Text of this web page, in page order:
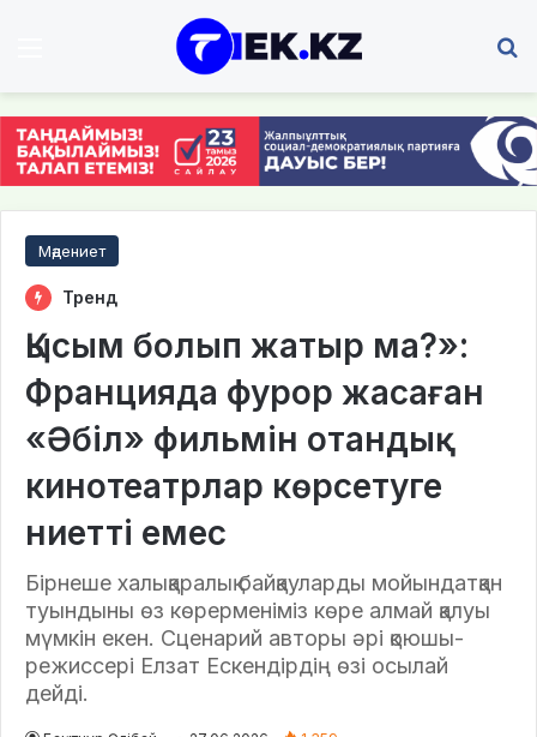
Мәдениет
Тренд
Қысым болып жатыр ма?»:
Францияда фурор жасаған
«Әбіл» фильмін отандық
кинотеатрлар көрсетуге
ниетті емес
Бірнеше халықаралық байқауларды мойындатқан
туындыны өз көрерменіміз көре алмай қалуы
мүмкін екен. Сценарий авторы әрі қоюшы-
режиссері Елзат Ескендірдің өзі осылай
дейді.